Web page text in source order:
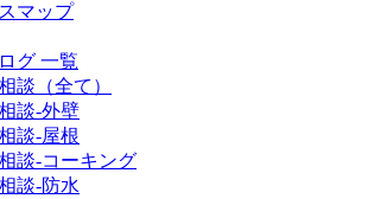
マップ
グ 一覧
談（全て）
談-外壁
談-屋根
談-コーキング
談-防水